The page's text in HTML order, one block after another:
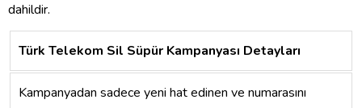
dahildir.
Türk Telekom Sil Süpür Kampanyası Detayları
Kampanyadan sadece yeni hat edinen ve numarasını